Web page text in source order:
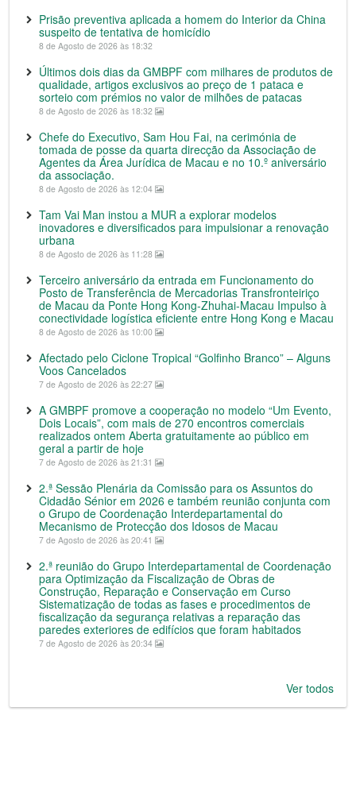
Prisão preventiva aplicada a homem do Interior da China
suspeito de tentativa de homicídio
8 de Agosto de 2026 às 18:32
Últimos dois dias da GMBPF com milhares de produtos de
qualidade, artigos exclusivos ao preço de 1 pataca e
sorteio com prémios no valor de milhões de patacas
8 de Agosto de 2026 às 18:32
Chefe do Executivo, Sam Hou Fai, na cerimónia de
tomada de posse da quarta direcção da Associação de
Agentes da Área Jurídica de Macau e no 10.º aniversário
da associação.
8 de Agosto de 2026 às 12:04
Tam Vai Man instou a MUR a explorar modelos
inovadores e diversificados para impulsionar a renovação
urbana
8 de Agosto de 2026 às 11:28
Terceiro aniversário da entrada em Funcionamento do
Posto de Transferência de Mercadorias Transfronteiriço
de Macau da Ponte Hong Kong-Zhuhai-Macau Impulso à
conectividade logística eficiente entre Hong Kong e Macau
8 de Agosto de 2026 às 10:00
Afectado pelo Ciclone Tropical “Golfinho Branco” – Alguns
Voos Cancelados
7 de Agosto de 2026 às 22:27
A GMBPF promove a cooperação no modelo “Um Evento,
Dois Locais”, com mais de 270 encontros comerciais
realizados ontem Aberta gratuitamente ao público em
geral a partir de hoje
7 de Agosto de 2026 às 21:31
2.ª Sessão Plenária da Comissão para os Assuntos do
Cidadão Sénior em 2026 e também reunião conjunta com
o Grupo de Coordenação Interdepartamental do
Mecanismo de Protecção dos Idosos de Macau
7 de Agosto de 2026 às 20:41
2.ª reunião do Grupo Interdepartamental de Coordenação
para Optimização da Fiscalização de Obras de
Construção, Reparação e Conservação em Curso
Sistematização de todas as fases e procedimentos de
fiscalização da segurança relativas a reparação das
paredes exteriores de edifícios que foram habitados
7 de Agosto de 2026 às 20:34
Ver todos